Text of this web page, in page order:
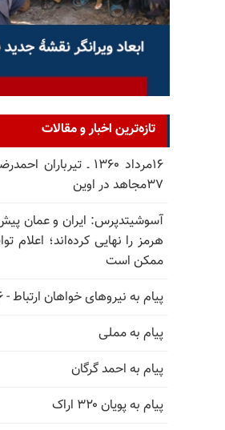
تازه‌ترین اخبار و مقالات
۱۶مرداد ۱۳۶۰ ـ
۳۷مجاهد در اوین
آسوشیتدپرس: ایران و عمان
هرمز را نهایی کرده‌اند؛ اعلام
ممکن است
پیام به نیروهای خواهان ارتباط - ۱۶مرداد ۱۴۰۵
پیام به مملی
پیام به احمد گرگان
پیام به پویان ۳۲۰ اراک